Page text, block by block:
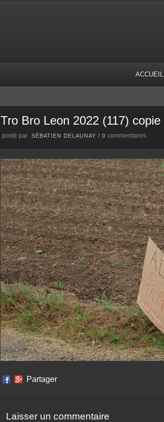
ACCUEIL
Tro Bro Leon 2022 (117) copie
posté par SÉBATIEN DELAUNAY / 0 commentaires
Partager
Laisser un commentaire